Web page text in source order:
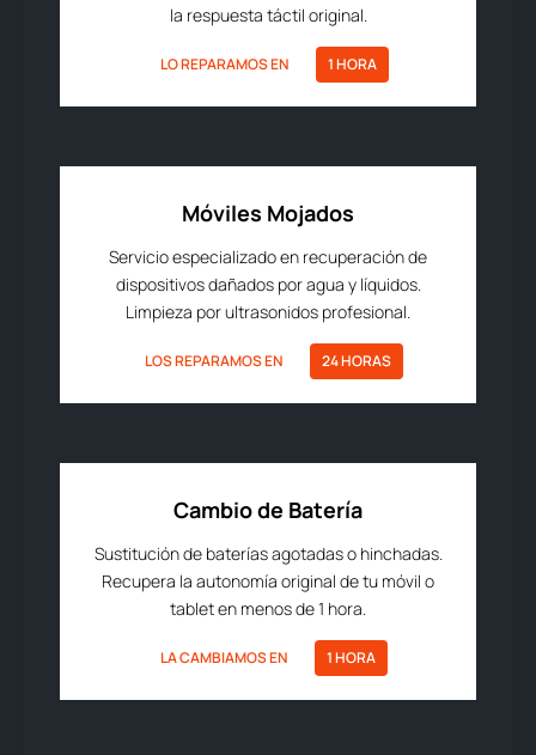
la respuesta táctil original.
LO REPARAMOS EN 1 HORA
Móviles Mojados
Servicio especializado en recuperación de
dispositivos dañados por agua y líquidos.
Limpieza por ultrasonidos profesional.
LOS REPARAMOS EN 24 HORAS
Cambio de Batería
Sustitución de baterías agotadas o hinchadas.
Recupera la autonomía original de tu móvil o
tablet en menos de 1 hora.
LA CAMBIAMOS EN 1 HORA